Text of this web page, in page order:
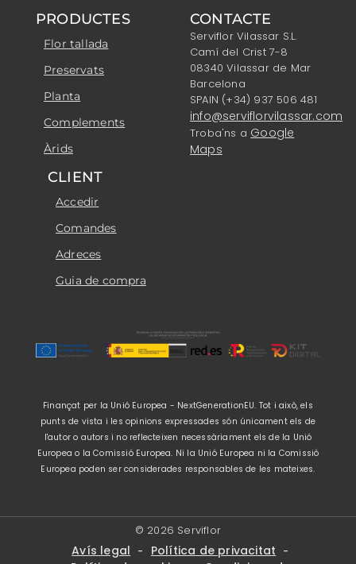
PRODUCTES
Flor tallada
Preservats
Planta
Complements
Àrids
CONTACTE
Serviflor Vilassar S.L.
Camí del Crist 7-8
08340 Vilassar de Mar
Barcelona
SPAIN (+34) 937 506 481
info@serviflorvilassar.com
Troba'ns a Google
Maps
CLIENT
Accedir
Comandes
Adreces
Guia de compra
Finançat per la Unió Europea - NextGenerationEU. Tot i això, els
punts de vista i les opinions expressades són únicament els de
l'autor o autors i no reflecteixen necessàriament els de la Unió
Europea o la Comissió Europea. Ni la Unió Europea ni la Comissió
Europea poden ser considerades responsables de les mateixes.
© 2026 Serviflor
Avís legal - Política de privacitat -